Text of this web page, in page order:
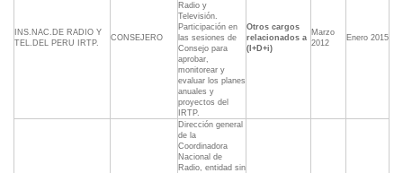
INS.NAC.DE RADIO Y
TEL.DEL PERU IRTP.
CONSEJERO
Radio y
Televisión.
Participación en
las sesiones de
Consejo para
aprobar,
monitorear y
evaluar los planes
anuales y
proyectos del
IRTP.
Otros cargos
relacionados a
(I+D+i)
Marzo
2012
Enero 2015
Dirección general
de la
Coordinadora
Nacional de
Radio, entidad sin